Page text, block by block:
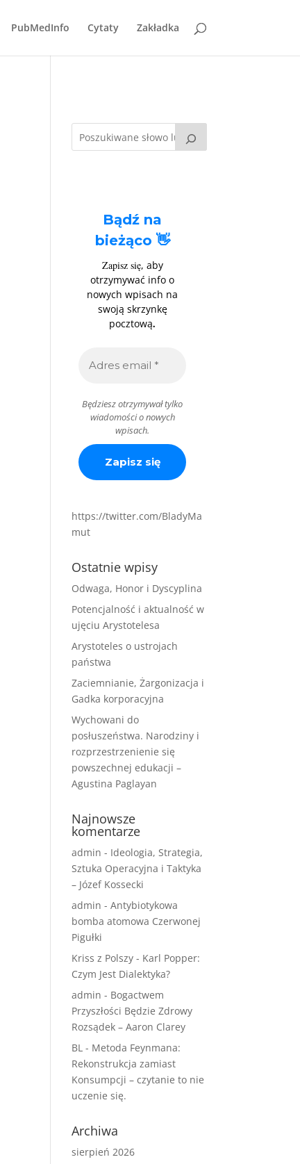
PubMedInfo Cytaty Zakładka
Bądź na
bieżąco 👋
Zapisz się, aby
otrzymywać info o
nowych wpisach na
swoją skrzynkę
pocztową.
Będziesz otrzymywał tylko
wiadomości o nowych
wpisach.
https://twitter.com/BladyMa
mut
Ostatnie wpisy
Odwaga, Honor i Dyscyplina
Potencjalność i aktualność w
ujęciu Arystotelesa
Arystoteles o ustrojach
państwa
Zaciemnianie, Żargonizacja i
Gadka korporacyjna
Wychowani do
posłuszeństwa. Narodziny i
rozprzestrzenienie się
powszechnej edukacji –
Agustina Paglayan
Najnowsze
komentarze
admin - Ideologia, Strategia,
Sztuka Operacyjna i Taktyka
– Józef Kossecki
admin -Antybiotykowa
bomba atomowa Czerwonej
Pigułki
Kriss z Polszy - Karl Popper:
Czym Jest Dialektyka?
admin - Bogactwem
Przyszłości Będzie Zdrowy
Rozsądek – Aaron Clarey
BL - Metoda Feynmana:
Rekonstrukcja zamiast
Konsumpcji – czytanie to nie
uczenie się.
Archiwa
sierpień 2026